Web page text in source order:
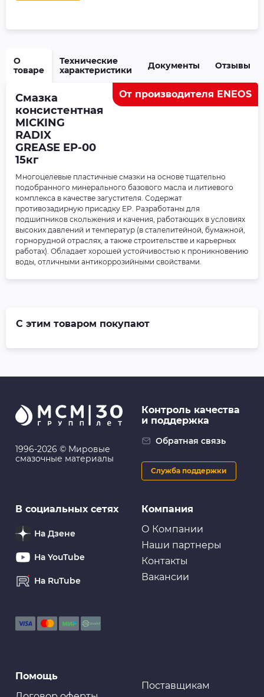
О
товаре
Технические
характеристики
Документы Отзывы
Смазка
консистентная
MICKING
RADIX
GREASE EP-00
15кг
От производителя ENEOS
Многоцелевые пластичные смазки на основе тщательно
подобранного минерального базового масла и литиевого
комплекса в качестве загустителя. Содержат
противозадирную присадку EP. Разработаны для
подшипников скольжения и качения, работающих в условиях
высоких давлений и температур (в сталелитейной, бумажной,
горнорудной отраслях, а также строительстве и карьерных
работах). Обладает хорошей устойчивостью к проникновению
воды, отличными антикоррозийными свойствами.
С этим товаром покупают
1996-2026 © Мировые
смазочные материалы
Компания
О Компании
Наши партнеры
Контакты
Вакансии
Помощь
Поставщикам
Контроль качества
и поддержка
Обратная связь
Служба поддержки
В социальных сетях
На Дзене
На YouTube
На RuTube